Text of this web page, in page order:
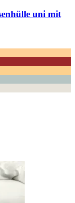
uni mit